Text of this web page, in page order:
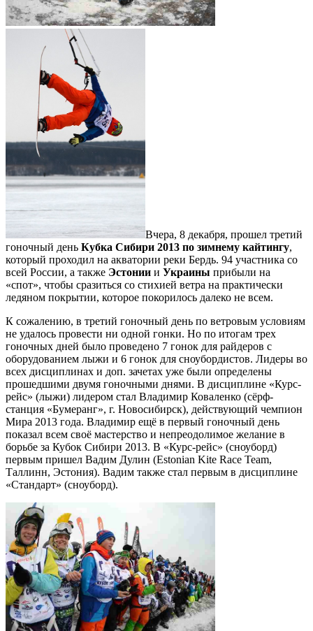
Вчера, 8 декабря, прошел третий
гоночный день Кубка Сибири 2013 по зимнему кайтингу,
который проходил на акватории реки Бердь. 94 участника со
всей России, а также Эстонии и Украины прибыли на
«спот», чтобы сразиться со стихией ветра на практически
ледяном покрытии, которое покорилось далеко не всем.
К сожалению, в третий гоночный день по ветровым условиям
не удалось провести ни одной гонки. Но по итогам трех
гоночных дней было проведено 7 гонок для райдеров с
оборудованием лыжи и 6 гонок для сноубордистов. Лидеры во
всех дисциплинах и доп. зачетах уже были определены
прошедшими двумя гоночными днями. В дисциплине «Курс-
рейс» (лыжи) лидером стал Владимир Коваленко (сёрф-
станция «Бумеранг», г. Новосибирск), действующий чемпион
Мира 2013 года. Владимир ещё в первый гоночный день
показал всем своё мастерство и непреодолимое желание в
борьбе за Кубок Сибири 2013. В «Курс-рейс» (сноуборд)
первым пришел Вадим Дулин (Estonian Kite Race Team,
Таллинн, Эстония). Вадим также стал первым в дисциплине
«Стандарт» (сноуборд).